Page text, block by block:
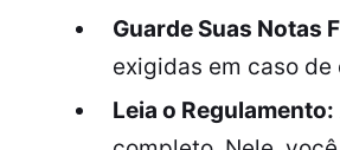
Guarde Suas Notas
exigidas em caso
Leia o Regulamento: